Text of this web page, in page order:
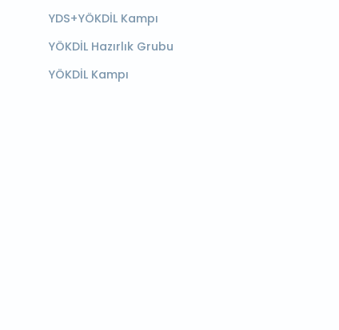
YDS+YÖKDİL Kampı
YÖKDİL Hazırlık Grubu
YÖKDİL Kampı